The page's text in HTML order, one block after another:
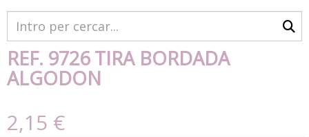
REF. 9726 TIRA BORDADA
ALGODON
2,15 €